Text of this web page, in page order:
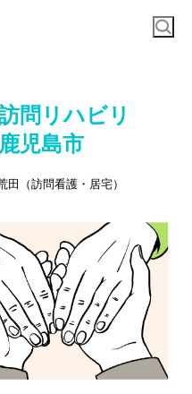
問リハビリ
児島市
田（訪問看護・居宅）